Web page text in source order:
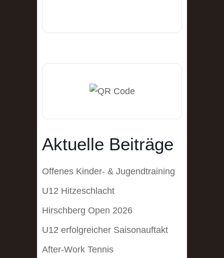
Aktuelle Beiträge
Offenes Kinder- & Jugendtraining
U12 Hitzeschlacht
Hirschberg Open 2026
U12 erfolgreicher Saisonauftakt
After-Work Tennis